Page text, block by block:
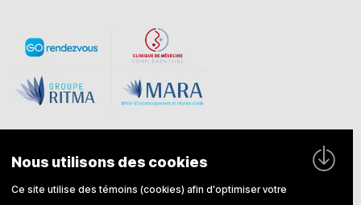
Nous utilisons des cookies
Ce site utilise des témoins (cookies) afin d'optimiser votre